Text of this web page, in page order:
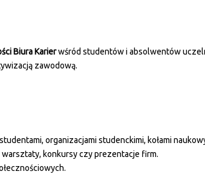
Biura Karierwśród studentów i absolwentów
zawodową.
organizacjami studenckimi, kołami
konkursy czy prezentacje firm.